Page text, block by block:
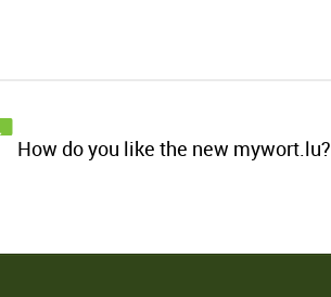
How do you like the new mywort.lu?